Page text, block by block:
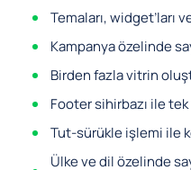
Temaları, widget’ları
Kampanya özelinde
Birden fazla vitrin
Footer sihirbazı ile
Tut-sürükle işlemi ile
Ülke ve dil özelinde